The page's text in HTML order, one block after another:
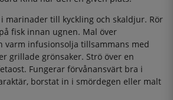
marinader till kyckling och skaldjur. Rör
fisk innan ugnen. Mal över
varm infusionsolja tillsammans med
grillade grönsaker. Strö över en
Fungerar förvånansvärt bra i
borstat in i smördegen eller malt